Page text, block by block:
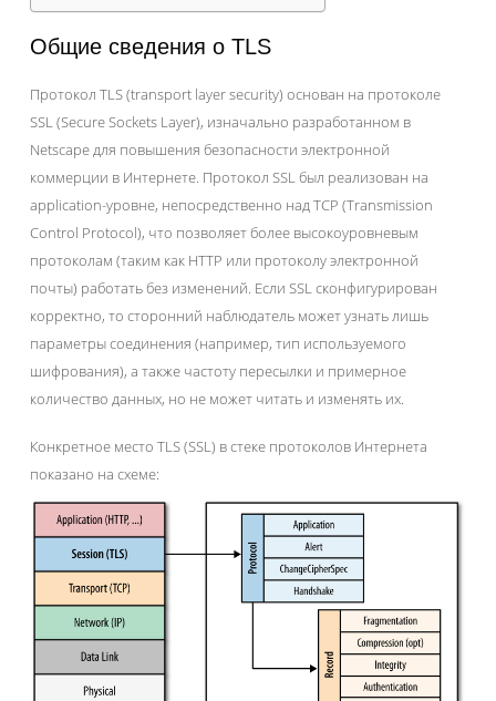
Общие сведения о TLS
Протокол TLS (transport layer security) основан на протоколе
SSL (Secure Sockets Layer), изначально разработанном в
Netscape для повышения безопасности электронной
коммерции в Интернете. Протокол SSL был реализован на
application-уровне, непосредственно над TCP (Transmission
Control Protocol), что позволяет более высокоуровневым
протоколам (таким как HTTP или протоколу электронной
почты) работать без изменений. Если SSL сконфигурирован
корректно, то сторонний наблюдатель может узнать лишь
параметры соединения (например, тип используемого
шифрования), а также частоту пересылки и примерное
количество данных, но не может читать и изменять их.
Конкретное место TLS (SSL) в стеке протоколов Интернета
показано на схеме: